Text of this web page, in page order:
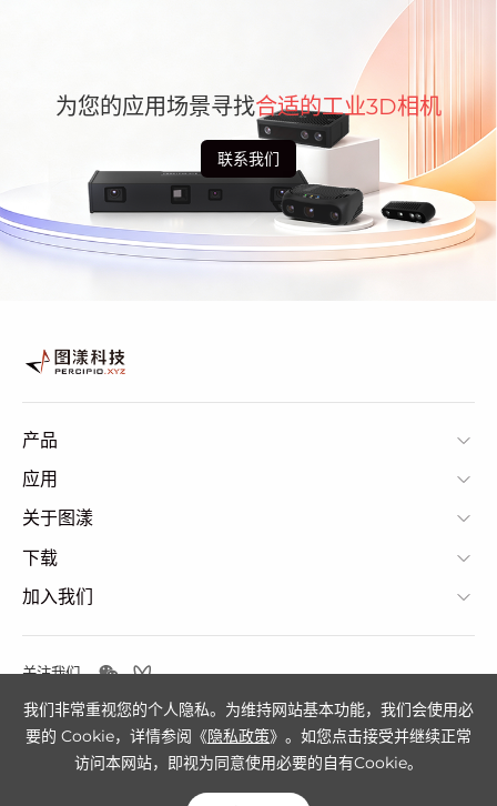
我们非常重视您的个人隐私。为维持网站基本功能，我们会使用必
要的 Cookie，详情参阅《隐私政策》。如您点击接受并继续正常
访问本网站，即视为同意使用必要的自有Cookie。
为您的应用场景寻找合适的工业3D相机
联系我们
产品
应用
关于图漾
下载
加入我们
关注我们
Copyright© 2025: 图漾科技; All rights Reserved.
苏ICP备2025207830号-1.苏公网安备32011402012245号.
隐私政策 网站地图